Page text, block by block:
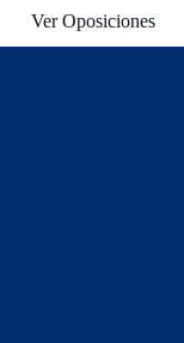
Ver Oposiciones